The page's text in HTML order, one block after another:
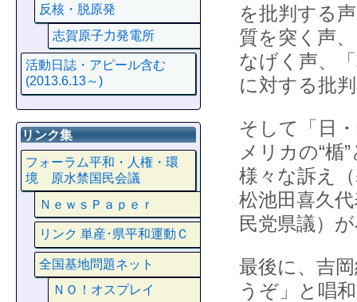
を批判する
質を突く声
なげく声、
に対する批
そして「日
メリカの“楯
様々な訴え
松池田喜久
民党県議）
最後に、吉
うぞ」と唱
反核・脱原発
志賀原子力発電所
活動日誌・アピール含む
(2013.6.13～)
リンク集
フォーラム平和・人権・環
境 原水禁国民会議
ＮｅｗｓＰａｐｅｒ
リンク 単産･県平和運動Ｃ
全国基地問題ネット
ＮＯ！オスプレイ